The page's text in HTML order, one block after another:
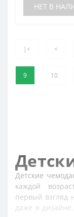
НЕТ В
|< <
9 10
Детские
каждой
первый взгляд
даже в